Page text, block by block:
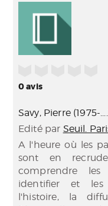
0avis
Savy, Pierre (1975-
Edité par Seuil.
A l'heure où les
sont en
comprendre
identifier et les
l'histoire, la